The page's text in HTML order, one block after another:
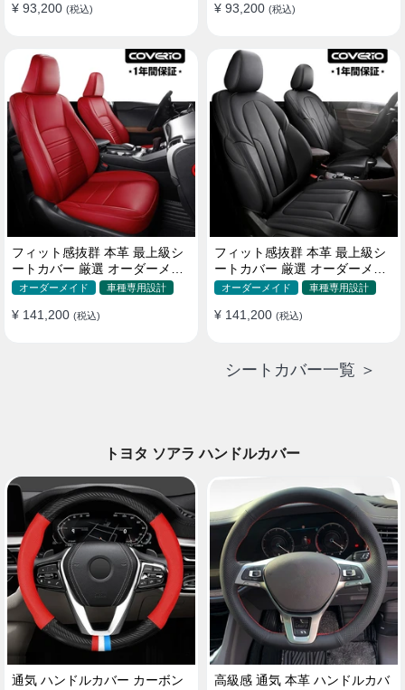
¥ 93,200 (税込) ¥ 93,200 (税込)
フィット感抜群 本革 最上級シ
ートカバー 厳選 オーダーメイ
ド 防水 雰囲気 全席セット
オーダーメイド 車種専用設計
¥ 141,200 (税込)
フィット感抜群 本革 最上級シ
ートカバー 厳選 オーダーメイ
ド 防水 雰囲気 全席セット
オーダーメイド 車種専用設計
¥ 141,200 (税込)
シートカバー一覧 ＞
トヨタ ソアラ ハンドルカバー
通気 ハンドルカバー カーボン
高級感 通気 本革 ハンドルカバ